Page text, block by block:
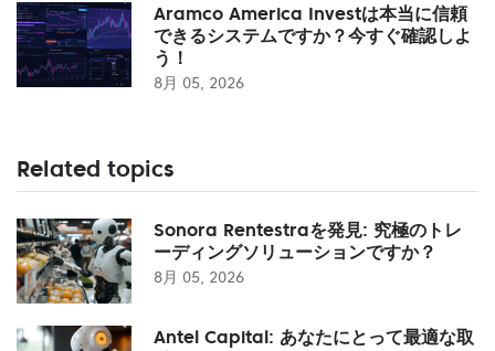
Aramco America Investは本当に信頼
できるシステムですか？今すぐ確認しよ
う！
8月 05, 2026
Related topics
Sonora Rentestraを発見: 究極のトレ
ーディングソリューションですか？
8月 05, 2026
Antel Capital: あなたにとって最適な取